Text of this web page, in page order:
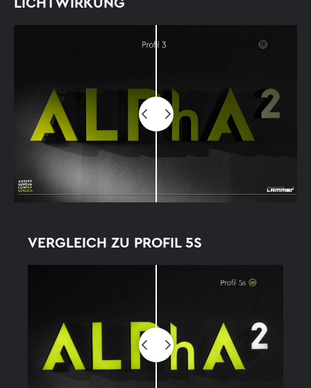
VERGLEICH ZU PROFIL 5S